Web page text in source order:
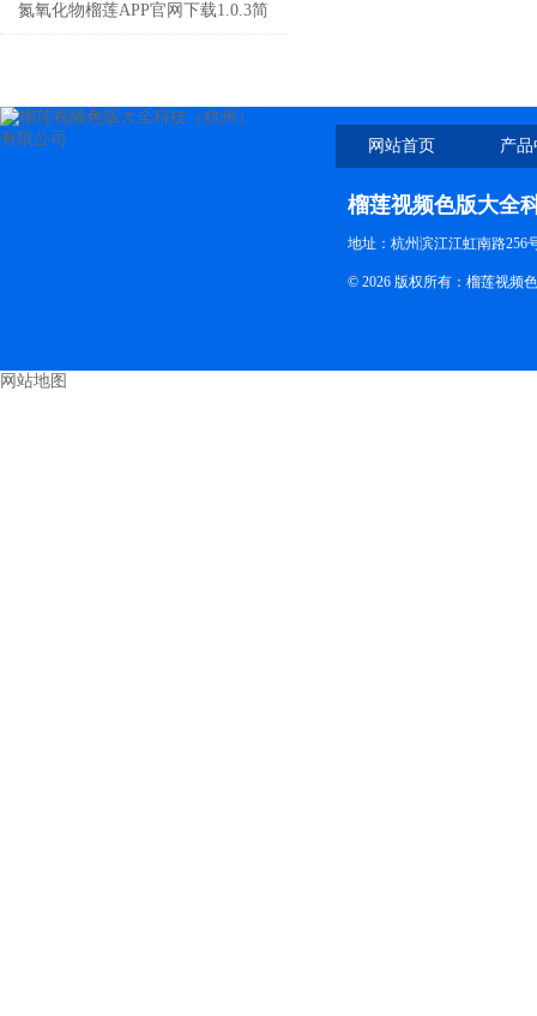
氮氧化物榴莲APP官网下载1.0.3简
网站首页 产
榴莲视频色版大全
地址：杭州滨江江虹南路256
© 2026 版权所有：榴莲
网站地图